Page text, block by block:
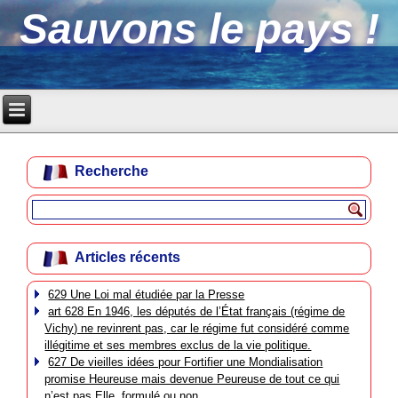
Sauvons le pays !
Recherche
Articles récents
629 Une Loi mal étudiée par la Presse
art 628 En 1946, les députés de l’État français (régime de
Vichy) ne revinrent pas, car le régime fut considéré comme
illégitime et ses membres exclus de la vie politique.
627 De vieilles idées pour Fortifier une Mondialisation
promise Heureuse mais devenue Peureuse de tout ce qui